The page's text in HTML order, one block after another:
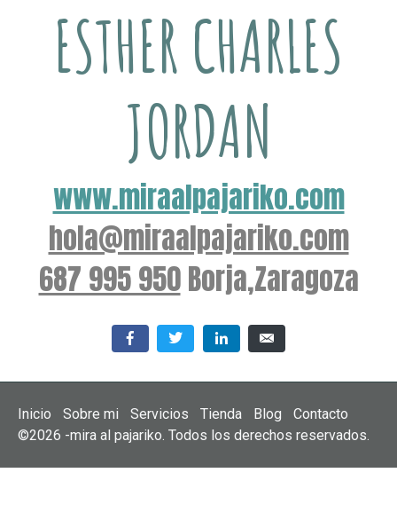
ESTHER CHARLES
JORDAN
www.miraalpajariko.com
hola@miraalpajariko.com
687 995 950Borja,Zaragoza
Inicio Sobre mi Servicios Tienda Blog
Contacto
©2026 -mira al pajariko. Todos los derechos reservados.